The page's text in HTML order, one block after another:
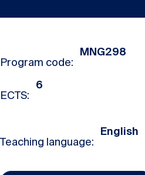
Program code:
MNG298
ECTS:
6
Teaching language:
English